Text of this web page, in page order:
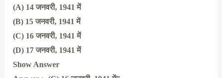
(A) 14 जनवरी, 1941 में
(B) 15 जनवरी, 1941 में
(C) 16 जनवरी, 1941 में
(D) 17 जनवरी, 1941 में
Show Answer